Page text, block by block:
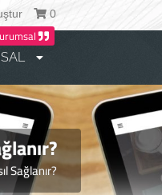
0
Sağlanır?